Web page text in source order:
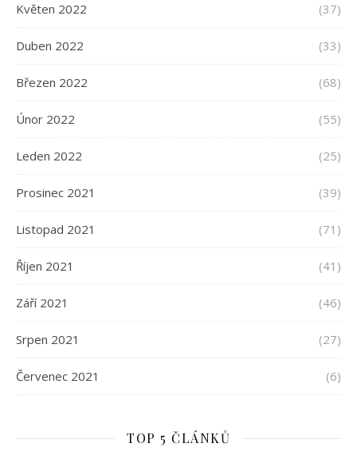
Květen 2022 (37)
Duben 2022 (33)
Březen 2022 (68)
Únor 2022 (55)
Leden 2022 (25)
Prosinec 2021 (39)
Listopad 2021 (71)
Říjen 2021 (41)
Září 2021 (46)
Srpen 2021 (27)
Červenec 2021 (6)
TOP 5 ČLÁNKŮ